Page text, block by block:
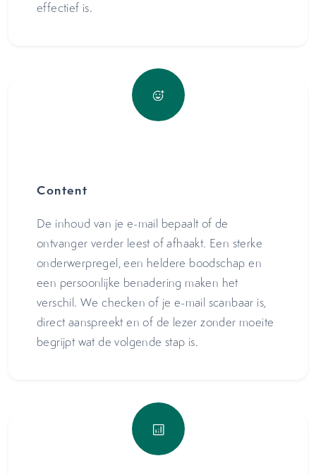
effectief is.
Content
De inhoud van je e-mail bepaalt of de
ontvanger verder leest of afhaakt. Een sterke
onderwerpregel, een heldere boodschap en
een persoonlijke benadering maken het
verschil. We checken of je e-mail scanbaar is,
direct aanspreekt en of de lezer zonder moeite
begrijpt wat de volgende stap is.